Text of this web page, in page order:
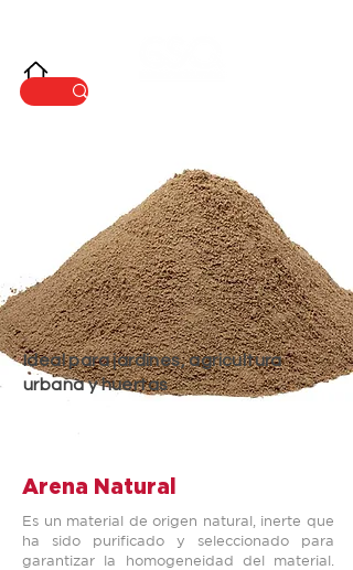
Ideal para jardines, agricultura
urbana y huertas
Arena Natural
Es un material de origen natural, inerte que
ha sido purificado y seleccionado para
garantizar la homogeneidad del material.